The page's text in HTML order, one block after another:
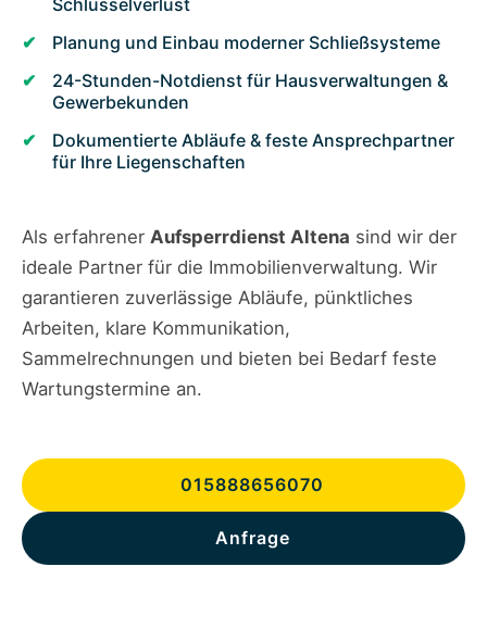
Schlüsselverlust
Planung und Einbau moderner Schließsysteme
24-Stunden-Notdienst für Hausverwaltungen &
Gewerbekunden
Dokumentierte Abläufe & feste Ansprechpartner
für Ihre Liegenschaften
Als erfahrener Aufsperrdienst Altena sind wir der
ideale Partner für die Immobilienverwaltung. Wir
garantieren zuverlässige Abläufe, pünktliches
Arbeiten, klare Kommunikation,
Sammelrechnungen und bieten bei Bedarf feste
Wartungstermine an.
015888656070
Anfrage